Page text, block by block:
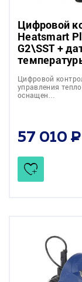
Цифровой
Heatsmart
G2\SST +
Цифровой
управления
оснащен…
57 010